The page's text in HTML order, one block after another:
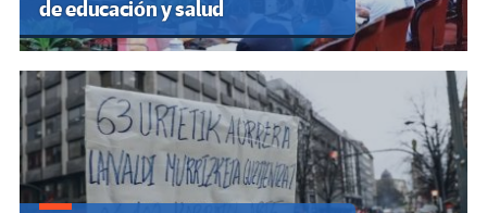
de educación y salud